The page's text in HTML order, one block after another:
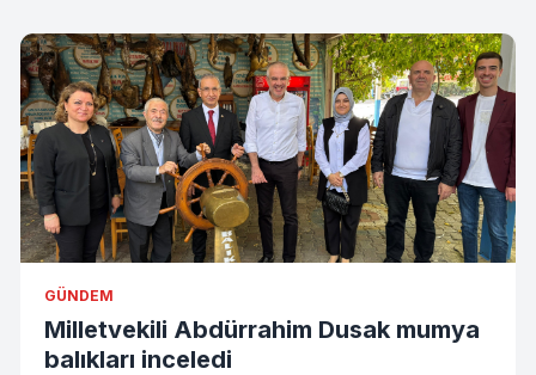
GÜNDEM
Milletvekili Abdürrahim Dusak mumya
balıkları inceledi